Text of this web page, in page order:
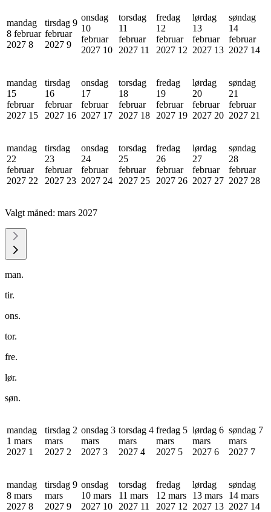
mandag
8 februar
2027 8
tirsdag 9
februar
2027 9
onsdag
10
februar
2027 10
torsdag
11
februar
2027 11
fredag
12
februar
2027 12
lørdag
13
februar
2027 13
søndag
14
februar
2027 14
mandag
15
februar
2027 15
tirsdag
16
februar
2027 16
onsdag
17
februar
2027 17
torsdag
18
februar
2027 18
fredag
19
februar
2027 19
lørdag
20
februar
2027 20
søndag
21
februar
2027 21
mandag
22
februar
2027 22
tirsdag
23
februar
2027 23
onsdag
24
februar
2027 24
torsdag
25
februar
2027 25
fredag
26
februar
2027 26
lørdag
27
februar
2027 27
søndag
28
februar
2027 28
Valgt måned: mars 2027
man.
tir.
ons.
tor.
fre.
lør.
søn.
mandag
1 mars
2027 1
tirsdag 2
mars
2027 2
onsdag 3
mars
2027 3
torsdag 4
mars
2027 4
fredag 5
mars
2027 5
lørdag 6
mars
2027 6
søndag 7
mars
2027 7
mandag
8 mars
2027 8
tirsdag 9
mars
2027 9
onsdag
10 mars
2027 10
torsdag
11 mars
2027 11
fredag
12 mars
2027 12
lørdag
13 mars
2027 13
søndag
14 mars
2027 14